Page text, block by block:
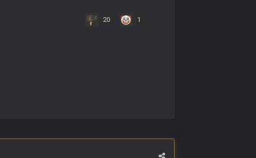
20 1